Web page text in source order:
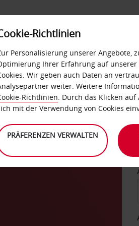
SELF-SERVICES
Richtlinien
Personalisierung unserer Angebote,
Ihrer Erfahrung auf
Wir geben auch Daten an
weiter. Weitere
Richtlinien. Durch das Klicken auf
mit der Verwendung von Cookies
PRÄFERENZEN VERWALTEN